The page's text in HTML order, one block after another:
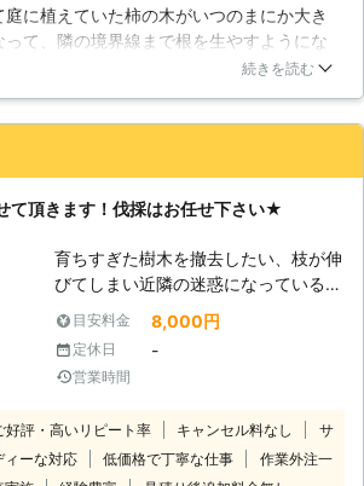
多くの枝が出ている事になるので、伐
採するしかありません。 【伐採の危
険性】 手で掴めるほどの細い木であ
怪我をする事があるので、チェーンソ
伐採はやらないほうが良いでしょう。
また、木の重心を正確に見極められな
いと、思わぬ方向へ倒れてしまい、ト
ラブルの元になります。また、切り方
にもコツがあり、それらを極めるには
の伐採はオススメできません。今市造
園は熟練のスタッフが揃っているの
で、安心してお任せください。
に植えていた柿の木がいつのまにか大き
って、隣の境界線まで根を生やすようにな
のトラブルを防止する為に、こちらの会社
ったので本当に安心して作業を任せる事
入れなどこのような作業を依頼したい時
続きを読む
て頂きます！伐採はお任せ下さい★
育ちすぎた樹木を撤去したい、枝が伸
びてしまい近隣の迷惑になっている、
そんな個人では対応できない伐採作業
は弊社にお任せ下さい!! 経験豊富なプ
ロがお客様のご要望やご希望に沿った
形で作業を行いご満足いただける仕上
目線での作業を心がけているからこ
そ、適当な作業は一切致しません！
目安料金 8,000円
定休日 -
営業時間
好評・高いリピート率 キャンセル料なし
サ
ィーな対応 低価格で丁寧な仕事
作業外注一